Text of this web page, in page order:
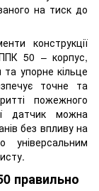
на тиск до
конструкції
50 – корпус,
упорне кільце
точне та
пожежного
датчик можна
без впливу на
правильно